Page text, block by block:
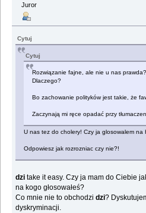
Juror
Cytuj
Cytuj
Rozwiązanie fajne, ale nie u nas prawda?
Dlaczego?
Bo zachowanie polityków jest takie, że
Zaczynają mi ręce opadać przy
U nas tez do cholery! Czy ja glosowalem na
Odpowiesz jak rozrozniac czy nie?!
dzi take it easy. Czy ja mam do Ciebie
na kogo głosowałeś?
Co mnie nie to obchodzidzi?
dyskryminacji.